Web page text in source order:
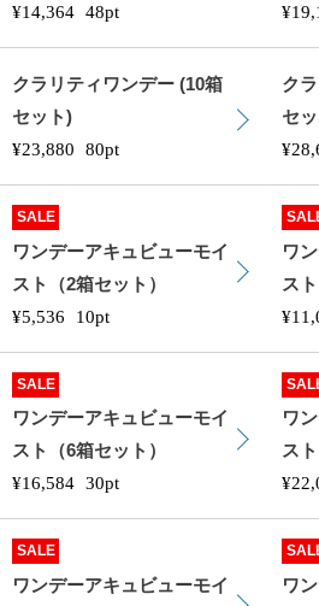
¥14,364 48pt
クラリティワンデー (10箱
セット)
¥23,880 80pt
ク
セ
SALE
ワンデーアキュビューモイ
スト（2箱セット）
¥5,536
10pt
ワ
ス
SALE
ワンデーアキュビューモイ
スト（6箱セット）
¥16,584 30pt
ワ
ス
SALE
ワンデーアキュビューモイ
ワ